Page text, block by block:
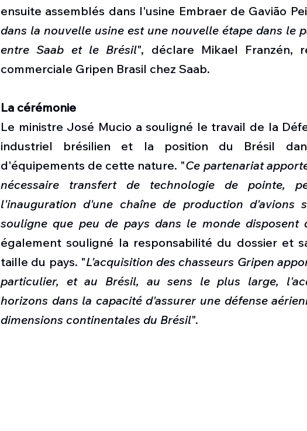
ensuite assemblés dans l'usine Embraer de Gavião
dans la nouvelle usine est une nouvelle étape dans le
entre Saab et le Brésil", déclare Mikael Franzén,
commerciale Gripen Brasil chez Saab.
La cérémonie
Le ministre José Mucio a souligné le travail de la
industriel brésilien et la position du Brésil
d'équipements de cette nature. "Ce partenariat
nécessaire transfert de technologie de pointe,
l'inauguration d'une chaîne de production
souligne que peu de pays dans le monde disposent
également souligné la responsabilité du dossier et
taille du pays. "L'acquisition des chasseurs Gripen
particulier, et au Brésil, au sens le plus large,
horizons dans la capacité d'assurer une défense
dimensions continentales du Brésil".